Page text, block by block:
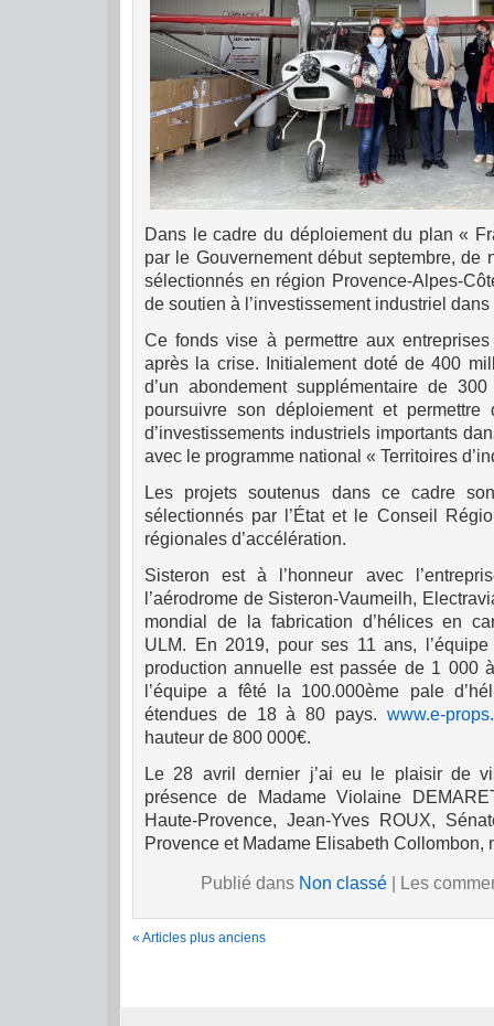
Dans le cadre du déploiement du plan «
par le Gouvernement début septembre, de
sélectionnés en région Provence-Alpes-
de soutien à l’investissement industriel
Ce fonds vise à permettre aux
après la crise. Initialement doté de 400
d’un abondement supplémentaire de
poursuivre son déploiement et permettre
d’investissements industriels importants
avec le programme national « Territoires
Les projets soutenus dans ce cadre
sélectionnés par l’État et le Conseil
régionales d’accélération.
Sisteron est à l’honneur avec
l’aérodrome de Sisteron-Vaumeilh,
mondial de la fabrication d’hélices en
ULM. En 2019, pour ses 11 ans,
production annuelle est passée de 1 000
l’équipe a fêté la 100.000ème pale
étendues de 18 à 80 pays. www.e-
hauteur de 800 000€.
Le 28 avril dernier j’ai eu le plaisir de
présence de Madame Violaine
Haute-Provence, Jean-Yves ROUX,
Provence et Madame Elisabeth Collombon,
Publié dans Non classé| Les
« Articles plus anciens